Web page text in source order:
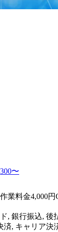
〜
業料金4,000円
, 銀行振込, 後
済, キャリア決